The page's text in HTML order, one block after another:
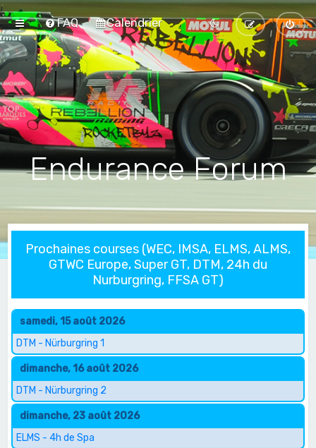
FAQ Calendrier
Endurance Forum
Prochaines courses (WEC, IMSA, ELMS, ALMS,
GTWC Europe, Super GT, DTM, 24h du
Nurburgring, FFSA GT)
samedi, 15 août 2026
DTM - Nürburgring 1
dimanche, 16 août 2026
DTM - Nürburgring 2
dimanche, 23 août 2026
ELMS - 4h de Spa